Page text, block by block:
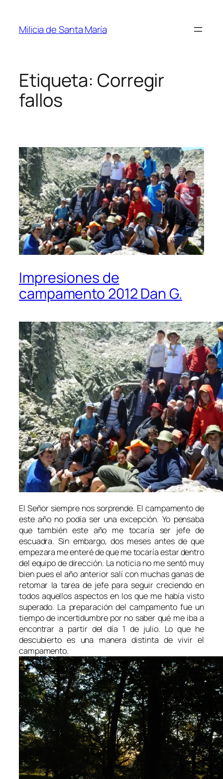
contenido
Milicia de Santa María
Etiqueta: Corregir
fallos
Impresiones de
campamento 2012 Dan G.
El Señor siempre nos sorprende. El campamento de
este año no podía ser una excepción. Yo pensaba
que también este año me tocaría ser jefe de
escuadra. Sin embargo, dos meses antes de que
empezara me enteré de que me tocaría estar dentro
del equipo de dirección. La noticia no me sentó muy
bien pues el año anterior salí con muchas ganas de
retomar la tarea de jefe para seguir creciendo en
todos aquellos aspectos en los que me había visto
superado. La preparación del campamento fue un
tiempo de incertidumbre por no saber qué me iba a
encontrar a partir del día 1 de julio. Lo que he
descubierto es una manera distinta de vivir el
campamento.